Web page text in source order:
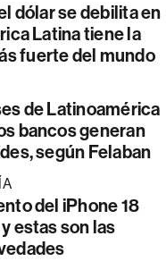
dólar se debilita en
Latina tiene la
fuerte del mundo
de Latinoamérica
bancos generan
según Felaban
del iPhone 18
estas son las